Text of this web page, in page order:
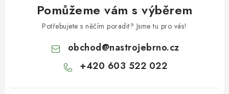
Pomůžeme vám s výběrem
Potřebujete s něčím poradit? Jsme tu pro vás!
obchod@nastrojebrno.cz
+420 603 522 022